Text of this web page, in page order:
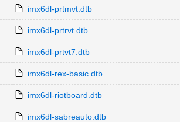
imx6dl-prtmvt.dtb
imx6dl-prtrvt.dtb
imx6dl-prtvt7.dtb
imx6dl-rex-basic.dtb
imx6dl-riotboard.dtb
imx6dl-sabreauto.dtb